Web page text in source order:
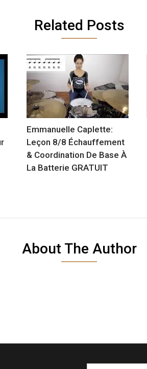
Related Posts
Emmanuelle Caplette:
Leçon 8/8 Échauffement
& Coordination De Base À
La Batterie GRATUIT
About The Author